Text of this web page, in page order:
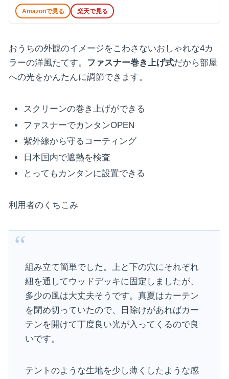
Amazonで見る 楽天で見る
おうちの外観のイメージをこわさないおしゃれな4カ
ラーの洋風たてす。 ファスナー巻き上げ式だから部屋
への光をかんたんに調節できます。
スクリーンの巻き上げができる
ファスナーでカンタンOPEN
紫外線から守るコーティング
日本国内で遮熱を検査
とってもカンタンに設置できる
利用者のくちこみ
組み立て簡単でした。上と下の穴にそれぞれ
紐を通してウッドデッキに固定しましたが、
多少の風は大丈夫そうです。真夏はカーテン
を閉め切っていたので、日除けがあればカー
テンを開けて丁度良い光が入ってくるので良
いです。
テントのような生地を少し薄くしたような感